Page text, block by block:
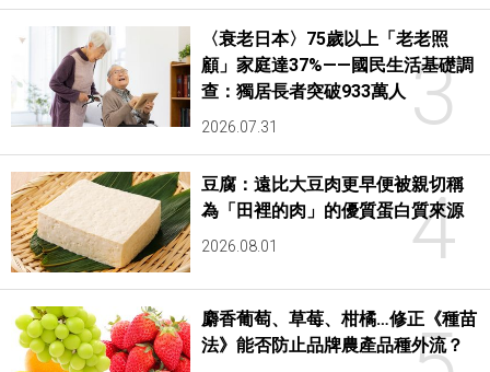
3
〈衰老日本〉75歲以上「老老照
顧」家庭達37%——國民生活基礎調
查：獨居長者突破933萬人
2026.07.31
4
豆腐：遠比大豆肉更早便被親切稱
為「田裡的肉」的優質蛋白質來源
2026.08.01
麝香葡萄、草莓、柑橘…修正《種苗
法》能否防止品牌農產品種外流？